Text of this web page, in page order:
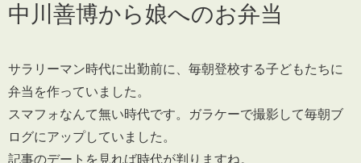
中川善博から娘へのお弁当
サラリーマン時代に出勤前に、毎朝登校する子どもたちに
弁当を作っていました。
スマフォなんて無い時代です。ガラケーで撮影して毎朝ブ
ログにアップしていました。
記事のデートを見れば時代が判りますね。